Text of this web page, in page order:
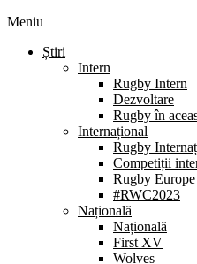
Meniu
Știri
Intern
Rugby Intern
Dezvoltare
Rugby în
Internațional
Rugby
Competiții
Rugby
#RWC2023
Națională
Națională
First XV
Wolves